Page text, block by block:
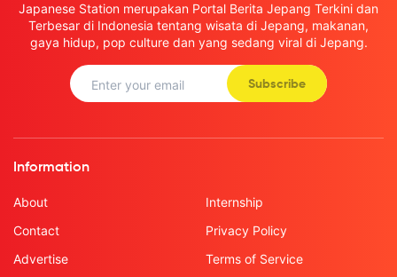
Japanese Station merupakan Portal Berita Jepang Terkini dan
Terbesar di Indonesia tentang wisata di Jepang, makanan,
gaya hidup, pop culture dan yang sedang viral di Jepang.
Subscribe
Information
About
Contact
Advertise
Internship
Privacy Policy
Terms of Service